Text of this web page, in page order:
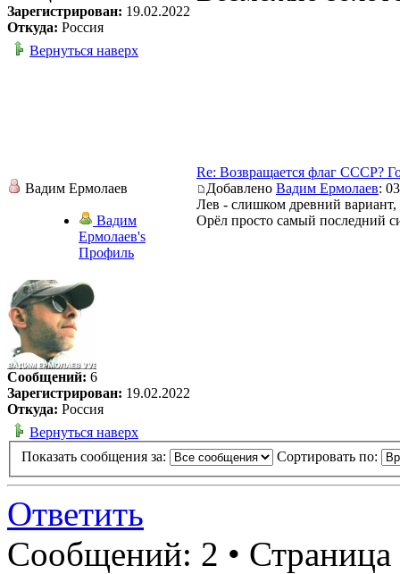
Зарегистрирован: 19.02.2022
Откуда: Россия
Вернуться наверх
Вадим Ермолаев
Вадим
Ермолаев's
Профиль
Сообщений: 6
Зарегистрирован: 19.02.2022
Откуда: Россия
Re: Возвращается флаг СССР?
Добавлено Вадим Ермолаев:
Лев - слишком древний вариант,
Орёл просто самый последний
Вернуться наверх
Показать сообщения за:
Сортировать по:
Ответить
Сообщений: 2 • Страница